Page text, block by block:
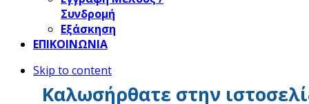
Συνδρομή
Εξάσκηση
ΕΠΙΚΟΙΝΩΝΙΑ
Skip to content
Καλωσήρθατε στην